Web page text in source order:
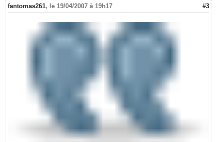
fantomas261, le 19/04/2007 à 19h17 #3